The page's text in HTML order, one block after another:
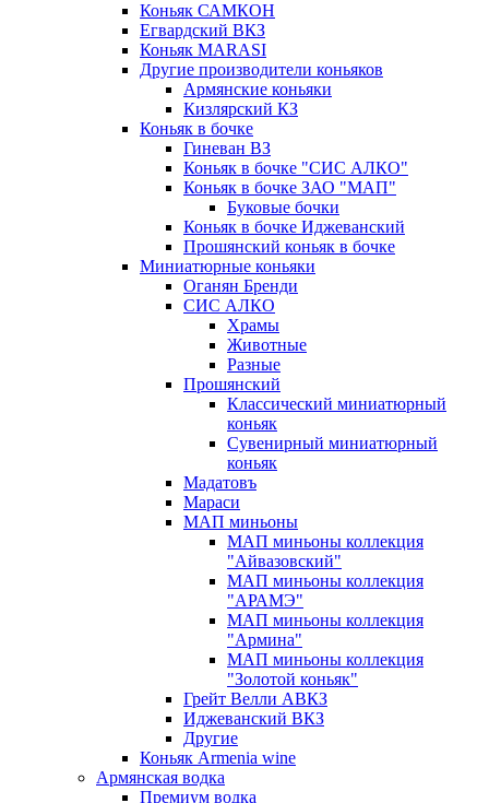
Коньяк САМКОН
Егвардский ВКЗ
Коньяк MARASI
Другие производители коньяков
Армянские коньяки
Кизлярский КЗ
Коньяк в бочке
Гиневан ВЗ
Коньяк в бочке "СИС АЛКО"
Коньяк в бочке ЗАО "МАП"
Буковые бочки
Коньяк в бочке Иджеванский
Прошянский коньяк в бочке
Миниатюрные коньяки
Оганян Бренди
СИС АЛКО
Храмы
Животные
Разные
Прошянский
Классический миниатюрный
коньяк
Сувенирный миниатюрный
коньяк
Мадатовъ
Мараси
МАП миньоны
МАП миньоны коллекция
"Айвазовский"
МАП миньоны коллекция
"АРАМЭ"
МАП миньоны коллекция
"Армина"
МАП миньоны коллекция
"Золотой коньяк"
Грейт Велли АВКЗ
Иджеванский ВКЗ
Другие
Коньяк Armenia wine
Армянская водка
Премиум водка